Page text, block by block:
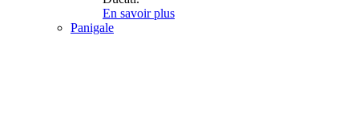
En savoir plus
Panigale